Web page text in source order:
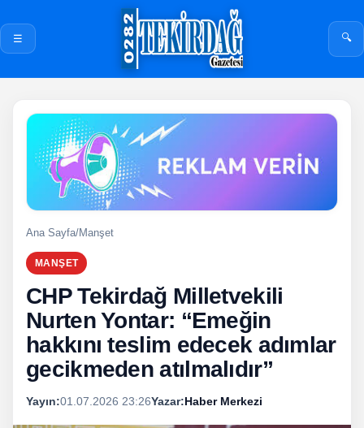
☰ 🔍
Ana Sayfa/Manşet
MANŞET
CHP Tekirdağ Milletvekili
Nurten Yontar: “Emeğin
hakkını teslim edecek adımlar
gecikmeden atılmalıdır”
Yayın:01.07.2026 23:26Yazar:Haber Merkezi